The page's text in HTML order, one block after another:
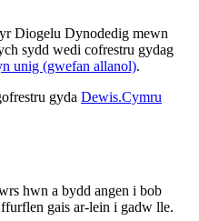
Diogelu Dynodedig mewn
sydd wedi cofrestru gydag
unig (gwefan allanol).
gyda Dewis.Cymru
hwn a bydd angen i bob
gais ar-lein i gadw lle.